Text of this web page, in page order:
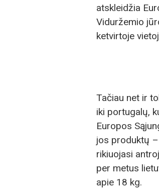
atskleidžia
Viduržemio
ketvirtoje
Tačiau net ir
iki portugalų,
Europos
jos produktų
rikiuojasi
per metus
apie 18 kg.